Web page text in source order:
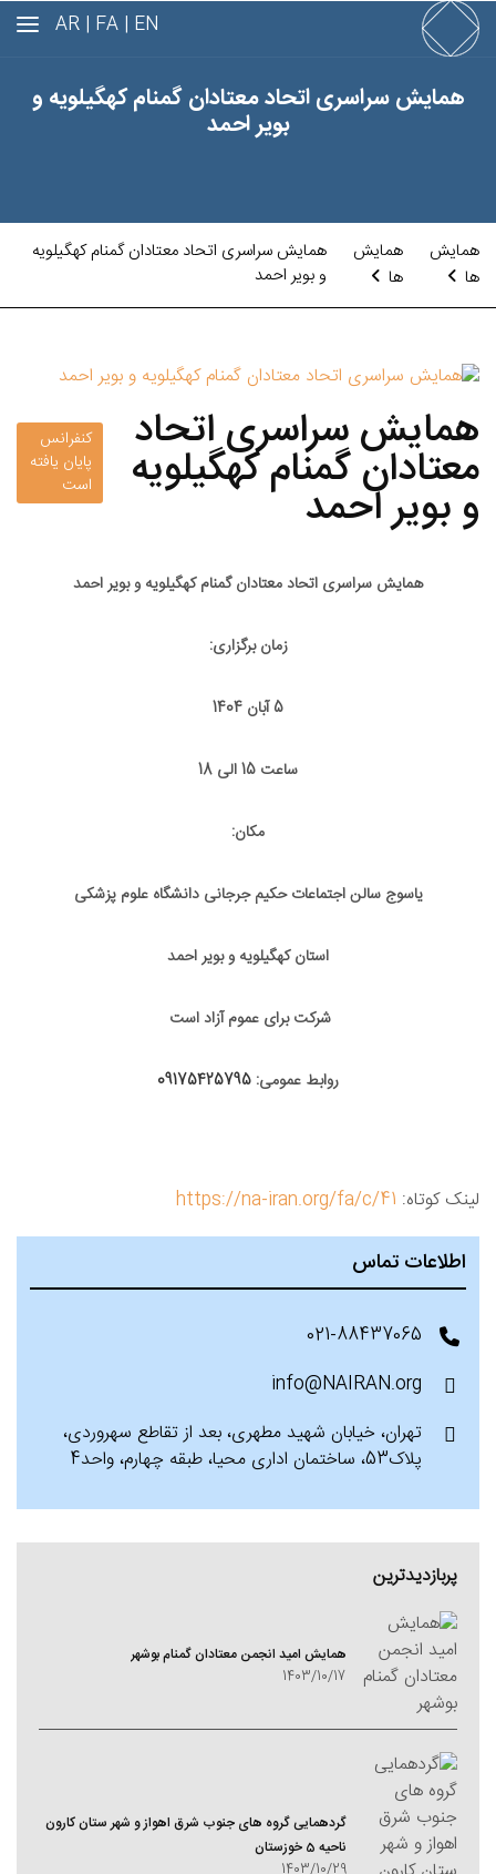
EN |
FA |
AR
همایش سراسری اتحاد معتادان گمنام کهگیلویه و
بویر احمد
همایش
ها
همایش
ها
همایش سراسری اتحاد معتادان گمنام کهگیلویه
و بویر احمد
همایش سراسری اتحاد
معتادان گمنام کهگیلویه
و بویر احمد
کنفرانس
پایان یافته
است
همایش سراسری اتحاد معتادان گمنام کهگیلویه و بویر احمد
زمان برگزاری:
5 آبان 1404
ساعت 15 الی 18
مکان:
یاسوج سالن اجتماعات حکیم جرجانی دانشگاه علوم پزشکی
استان کهگیلویه و بویر احمد
شرکت برای عموم آزاد است
روابط عمومی: 09175425795
لینک کوتاه: https://na-iran.org/fa/c/41
اطلاعات تماس
021-88437065
info@NAIRAN.org
تهران، خیابان شهید مطهری، بعد از تقاطع سهروردی،
پلاک53، ساختمان اداری محیا، طبقه چهارم، واحد4
پربازدیدترین
همایش امید انجمن معتادان گمنام بوشهر
1403/10/17
گردهمایی گروه های جنوب شرق اهواز و شهر ستان کارون
ناحیه 5 خوزستان
1403/10/29